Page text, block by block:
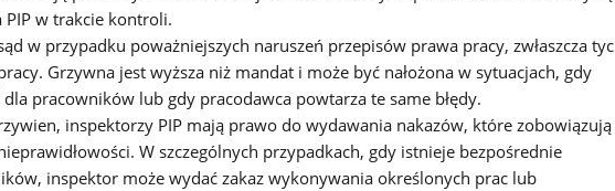
PIP w trakcie kontroli.
w przypadku poważniejszych naruszeń przepisów prawa pracy, zwłaszcza
Grzywna jest wyższa niż mandat i może być nałożona w sytuacjach, gdy
pracowników lub gdy pracodawca powtarza te same błędy.
inspektorzy PIP mają prawo do wydawania nakazów, które zobowiązują
W szczególnych przypadkach, gdy istnieje bezpośrednie
inspektor może wydać zakaz wykonywania określonych prac lub